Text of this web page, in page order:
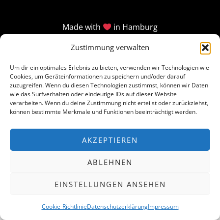
Zustimmung verwalten
Um dir ein optimales Erlebnis zu bieten, verwenden wir Technologien wie
Cookies, um Geräteinformationen zu speichern und/oder darauf
zuzugreifen. Wenn du diesen Technologien zustimmst, können wir Daten
wie das Surfverhalten oder eindeutige IDs auf dieser Website
verarbeiten. Wenn du deine Zustimmung nicht erteilst oder zurückziehst,
können bestimmte Merkmale und Funktionen beeinträchtigt werden.
AKZEPTIEREN
ABLEHNEN
EINSTELLUNGEN ANSEHEN
Cookie-RichtlinieDatenschutzerklärungImpressum
Made with in Hamburg